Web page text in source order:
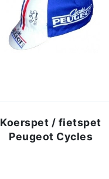
Koerspet / fietspet
Peugeot Cycles